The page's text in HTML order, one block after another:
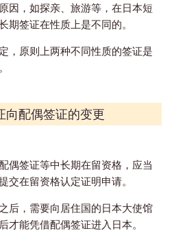
因，如探亲、旅游等，在日本短
期签证在性质上是不同的。
，原则上两种不同性质的签证是
向配偶签证的变更
偶签证等中长期在留资格，应当
交在留资格认定证明申请。
后，需要向居住国的日本大使馆
才能凭借配偶签证进入日本。